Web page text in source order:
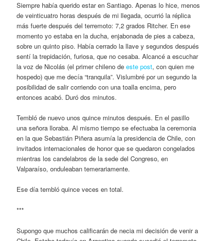
Siempre había querido estar en Santiago. Apenas lo hice, menos
de veinticuatro horas después de mi llegada, ocurrió la réplica
más fuerte después del terremoto: 7,2 grados Ritcher. En ese
momento yo estaba en la ducha, enjabonada de pies a cabeza,
sobre un quinto piso. Había cerrado la llave y segundos después
sentí la trepidación, furiosa, que no cesaba. Alcancé a escuchar
la voz de Nicolás (el primer chileno deeste post, con quien me
hospedo) que me decía “tranquila”. Vislumbré por un segundo la
posibilidad de salir corriendo con una toalla encima, pero
entonces acabó. Duró dos minutos.
Tembló de nuevo unos quince minutos después. En el pasillo
una señora lloraba. Al mismo tiempo se efectuaba la ceremonia
en la que Sebastián Piñera asumía la presidencia de Chile, con
invitados internacionales de honor que se quedaron congelados
mientras los candelabros de la sede del Congreso, en
Valparaíso, onduleaban temerariamente.
Ese día tembló quince veces en total.
***
Supongo que muchos calificarán de necia mi decisión de venir a